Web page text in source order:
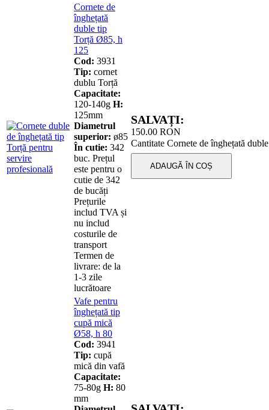
Cornete de
înghețată
duble tip
Torță Ø85, h
125
Cod: 3931
Tip: cornet
dublu Torță
Capacitate:
120-140g H:
125mm
Diametrul
superior: ø85
În cutie: 342
buc. Prețul
este pentru o
cutie de 342
de bucăți
Prețurile
includ TVA și
nu includ
costurile de
transport
Termen de
livrare: de la
1-3 zile
lucrătoare
SALVAȚI:
150.00 RON
Cantitate Cornete de înghețată
ADAUGĂ ÎN COȘ
Vafe pentru
înghețată tip
cupă mică
Ø58, h 80
Cod: 3941
Tip: cupă
mică din vafă
Capacitate:
75-80g H: 80
mm